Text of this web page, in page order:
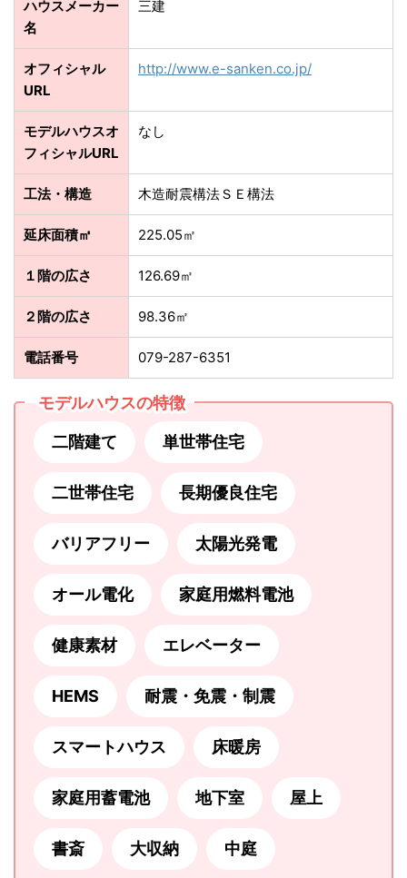
ハウスメーカー
名
三建
オフィシャル
URL
http://www.e-sanken.co.jp/
モデルハウスオ
フィシャルURL
なし
工法・構造 木造耐震構法ＳＥ構法
延床面積㎡ 225.05㎡
１階の広さ 126.69㎡
２階の広さ 98.36㎡
電話番号 079-287-6351
モデルハウスの特徴
二階建て 単世帯住宅
二世帯住宅 長期優良住宅
バリアフリー 太陽光発電
オール電化 家庭用燃料電池
健康素材 エレベーター
HEMS 耐震・免震・制震
スマートハウス 床暖房
家庭用蓄電池 地下室 屋上
書斎 大収納 中庭